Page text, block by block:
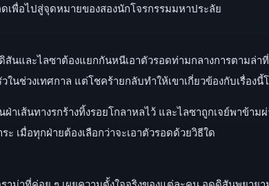
เพื่อไปสู่จุดหมายของสองนักโจรกรรมมหาประลัย
นและไลซาต้องแยกกันหนีเอาตัวรอดท่ามกลางการตามล่
นช่วงเทศกาล แต่โชคร้ายกลับทำให้เขาเกี่ยวข้องกับเรื่องนี้
เส้นทางรกร้างทิ้งรอยโกลาหลไว้ และไลซาถูกเจย์พาข้า
เมื่อทุกฝ่ายต้องเลือกว่าจะเอาตัวรอดด้วยวิธีใด